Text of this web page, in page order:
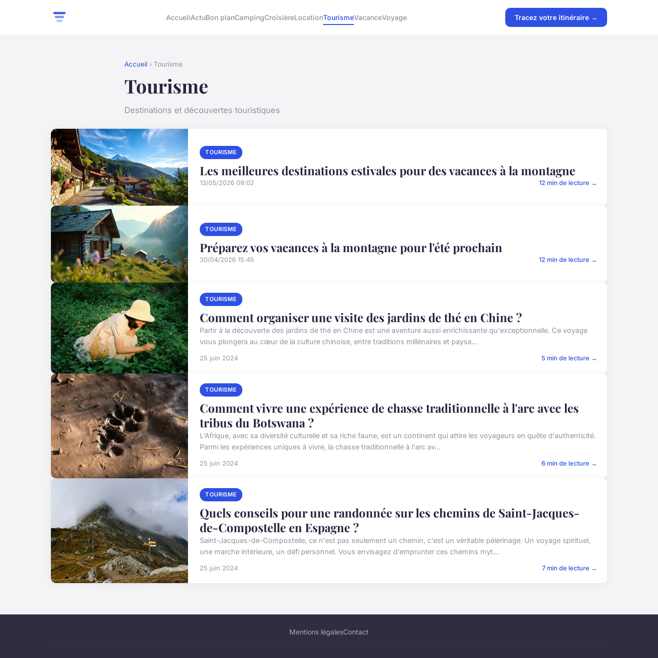
AccueilActuBon planCampingCroisièreLocationTourismeVacanceVoyage Tracez votre itinéraire →
Accueil › Tourisme
Tourisme
Destinations et découvertes touristiques
TOURISME
Les meilleures destinations estivales pour des vacances à la montagne
13/05/2026 09:02 12 min de lecture →
TOURISME
Préparez vos vacances à la montagne pour l'été prochain
30/04/2026 15:45 12 min de lecture →
TOURISME
Comment organiser une visite des jardins de thé en Chine ?
Partir à la découverte des jardins de thé en Chine est une aventure aussi enrichissante qu'exceptionnelle. Ce voyage
vous plongera au cœur de la culture chinoise, entre traditions millénaires et paysa...
25 juin 2024 5 min de lecture →
TOURISME
Comment vivre une expérience de chasse traditionnelle à l'arc avec les
tribus du Botswana ?
L'Afrique, avec sa diversité culturelle et sa riche faune, est un continent qui attire les voyageurs en quête d'authenticité.
Parmi les expériences uniques à vivre, la chasse traditionnelle à l'arc av...
25 juin 2024 6 min de lecture →
TOURISME
Quels conseils pour une randonnée sur les chemins de Saint-Jacques-
de-Compostelle en Espagne ?
Saint-Jacques-de-Compostelle, ce n'est pas seulement un chemin, c'est un véritable pèlerinage. Un voyage spirituel,
une marche intérieure, un défi personnel. Vous envisagez d'emprunter ces chemins myt...
25 juin 2024 7 min de lecture →
Mentions légalesContact